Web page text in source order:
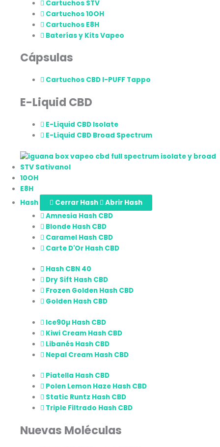
Cartuchos STV
Cartuchos 10OH
Cartuchos E8H
Baterías y Kits Vapeo
Cápsulas
Cartuchos CBD I-PUFF Tappo
E-Liquid CBD
E-Liquid CBD Isolate
E-Liquid CBD Broad Spectrum
STV Sativanol
10OH
E8H
Hash
Cerrar Hash
Abrir Hash
Amnesia Hash CBD
Blonde Hash CBD
Caramel Hash CBD
Carte D'Or Hash CBD
Hash CBN 40
Dry Sift Hash CBD
Frozen Golden Hash CBD
Golden Hash CBD
Ice90µ Hash CBD
Kiwi Cream Hash CBD
Libanés Hash CBD
Nepal Cream Hash CBD
Piatella Hash CBD
Polen Lemon Haze Hash CBD
Static Runtz Hash CBD
Triple Filtrado Hash CBD
Nuevas Moléculas